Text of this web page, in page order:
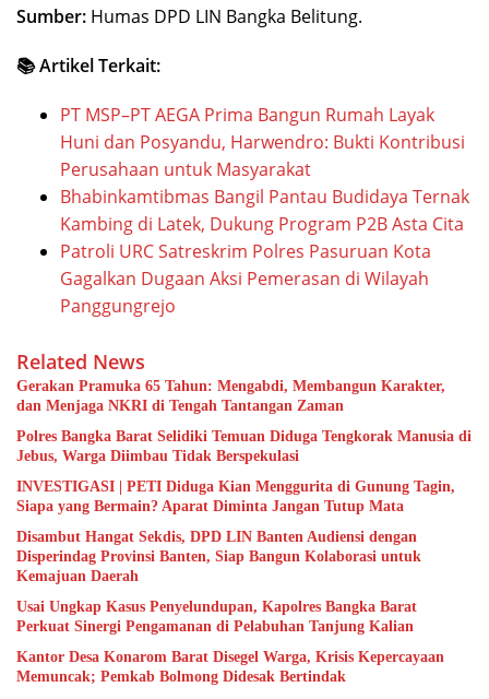
Sumber: Humas DPD LIN Bangka Belitung.
📚 Artikel Terkait:
PT MSP–PT AEGA Prima Bangun Rumah Layak
Huni dan Posyandu, Harwendro: Bukti Kontribusi
Perusahaan untuk Masyarakat
Bhabinkamtibmas Bangil Pantau Budidaya Ternak
Kambing di Latek, Dukung Program P2B Asta Cita
Patroli URC Satreskrim Polres Pasuruan Kota
Gagalkan Dugaan Aksi Pemerasan di Wilayah
Panggungrejo
Related News
Gerakan Pramuka 65 Tahun: Mengabdi, Membangun Karakter,
dan Menjaga NKRI di Tengah Tantangan Zaman
Polres Bangka Barat Selidiki Temuan Diduga Tengkorak Manusia di
Jebus, Warga Diimbau Tidak Berspekulasi
INVESTIGASI | PETI Diduga Kian Menggurita di Gunung Tagin,
Siapa yang Bermain? Aparat Diminta Jangan Tutup Mata
Disambut Hangat Sekdis, DPD LIN Banten Audiensi dengan
Disperindag Provinsi Banten, Siap Bangun Kolaborasi untuk
Kemajuan Daerah
Usai Ungkap Kasus Penyelundupan, Kapolres Bangka Barat
Perkuat Sinergi Pengamanan di Pelabuhan Tanjung Kalian
Kantor Desa Konarom Barat Disegel Warga, Krisis Kepercayaan
Memuncak; Pemkab Bolmong Didesak Bertindak